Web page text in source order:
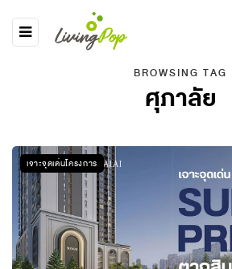
BROWSING TAG
ศุภาลัย
เจาะจุดเด่นโครงการ